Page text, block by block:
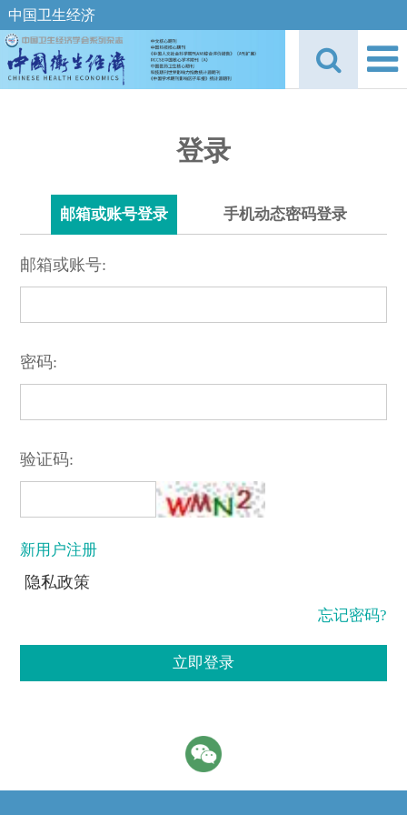
中国卫生经济
登录
邮箱或账号登录 手机动态密码登录
邮箱或账号:
密码:
验证码:
新用户注册
隐私政策
忘记密码?
立即登录